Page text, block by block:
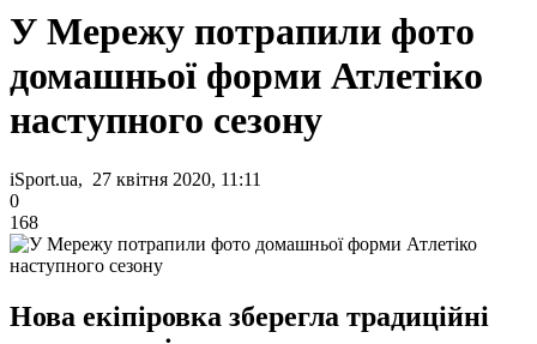
У Мережу потрапили фото
домашньої форми Атлетіко
наступного сезону
iSport.ua, 27 квітня 2020, 11:11
0
168
Нова екіпіровка зберегла традиційні